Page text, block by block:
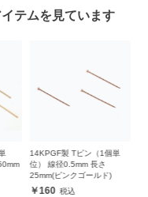
テムを見ています
14KPGF製 Tピン（1個単
位） 線径0.5mm 長さ
25mm(ピンクゴールド)
160